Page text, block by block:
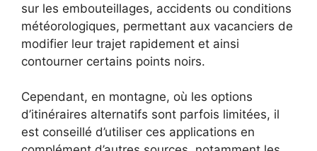
sur les embouteillages, accidents ou conditions
météorologiques, permettant aux vacanciers de
modifier leur trajet rapidement et ainsi
contourner certains points noirs.
Cependant, en montagne, où les options
d’itinéraires alternatifs sont parfois limitées, il
est conseillé d’utiliser ces applications en